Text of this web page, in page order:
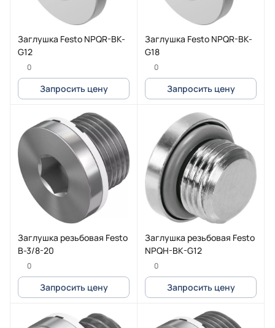
Заглушка Festo NPQR-BK-
G12
0
Запросить цену
Заглушка Festo NPQR-BK-
G18
0
Запросить цену
Заглушка резьбовая Festo
B-3/8-20
0
Запросить цену
Заглушка резьбовая Festo
NPQH-BK-G12
0
Запросить цену